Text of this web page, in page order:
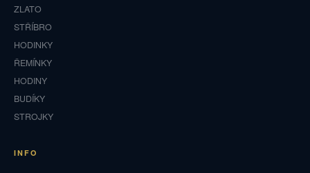
ZLATO
STŘÍBRO
HODINKY
ŘEMÍNKY
HODINY
BUDÍKY
STROJKY
INFO